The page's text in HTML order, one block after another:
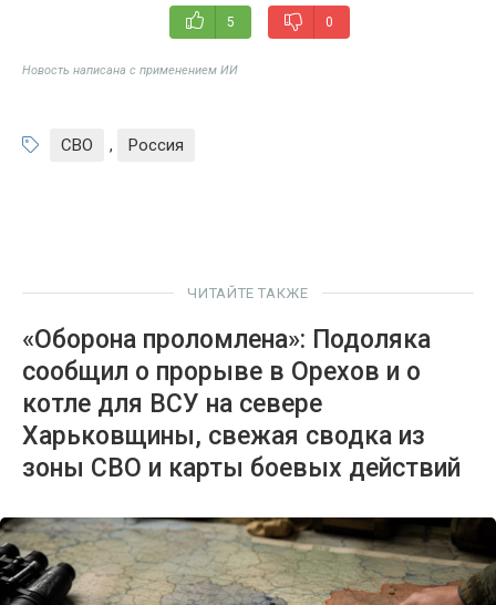
5 0
Новость написана с применением ИИ
СВО , Россия
ЧИТАЙТЕ ТАКЖЕ
«Оборона проломлена»: Подоляка
сообщил о прорыве в Орехов и о
котле для ВСУ на севере
Харьковщины, свежая сводка из
зоны СВО и карты боевых действий